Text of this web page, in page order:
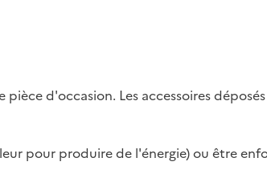
d'occasion. Les accessoires
pour produire de l'énergie) ou être